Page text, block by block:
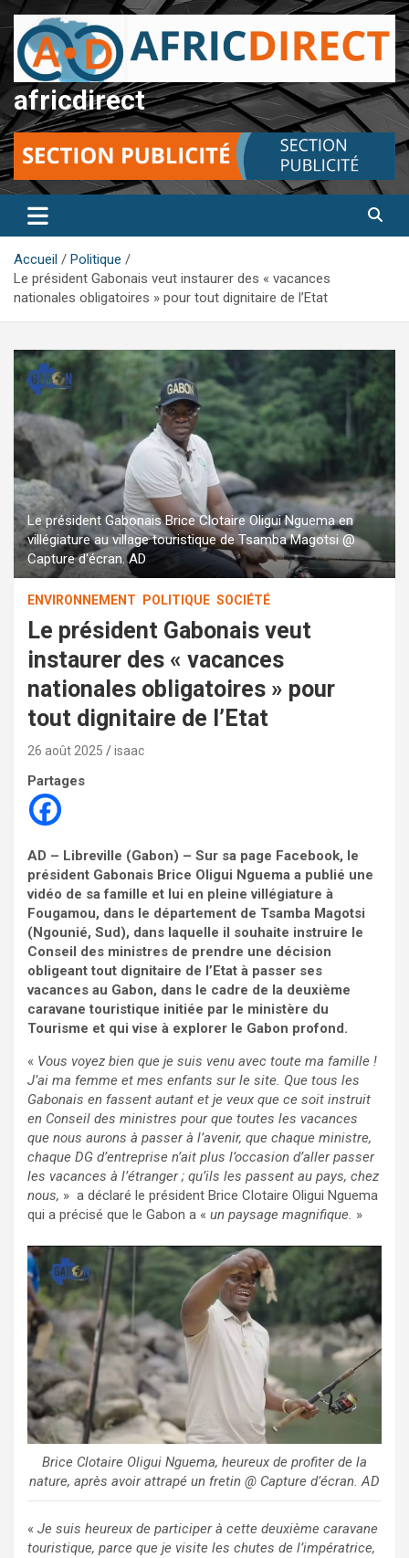
Aller
au
contenu
africdirect
Accueil
Politique
Le président Gabonais veut instaurer des « vacances
nationales obligatoires » pour tout dignitaire de l’Etat
Le président Gabonais Brice Clotaire Oligui Nguema en
villégiature au village touristique de Tsamba Magotsi @
Capture d'écran. AD
ENVIRONNEMENT POLITIQUE SOCIÉTÉ
Le président Gabonais veut
instaurer des « vacances
nationales obligatoires » pour
tout dignitaire de l’Etat
26 août 2025 isaac
Partages
AD – Libreville (Gabon) – Sur sa page Facebook, le
président Gabonais Brice Oligui Nguema a publié une
vidéo de sa famille et lui en pleine villégiature à
Fougamou, dans le département de Tsamba Magotsi
(Ngounié, Sud), dans laquelle il souhaite instruire le
Conseil des ministres de prendre une décision
obligeant tout dignitaire de l’Etat à passer ses
vacances au Gabon, dans le cadre de la deuxième
caravane touristique initiée par le ministère du
Tourisme et qui vise à explorer le Gabon profond.
« Vous voyez bien que je suis venu avec toute ma famille !
J’ai ma femme et mes enfants sur le site. Que tous les
Gabonais en fassent autant et je veux que ce soit instruit
en Conseil des ministres pour que toutes les vacances
que nous aurons à passer à l’avenir, que chaque ministre,
chaque DG d’entreprise n’ait plus l’occasion d’aller passer
les vacances à l’étranger ; qu’ils les passent au pays, chez
nous, » a déclaré le président Brice Clotaire Oligui Nguema
qui a précisé que le Gabon a « un paysage magnifique. »
Brice Clotaire Oligui Nguema, heureux de profiter de la
nature, après avoir attrapé un fretin @ Capture d’écran. AD
« Je suis heureux de participer à cette deuxième caravane
touristique, parce que je visite les chutes de l’impératrice,